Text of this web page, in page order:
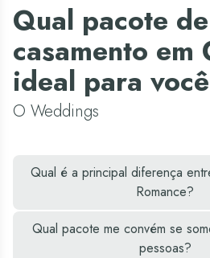
Qual pacote de
casamento em
ideal para
O Weddings
Qual é a principal diferença
Romance?
Qual pacote me convém se
pessoas?